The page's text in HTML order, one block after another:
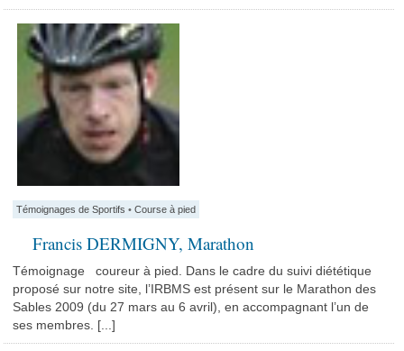
Témoignages de Sportifs •Course à pied
Francis DERMIGNY, Marathon
Témoignage coureur à pied. Dans le cadre du suivi diététique
proposé sur notre site, l’IRBMS est présent sur le Marathon des
Sables 2009 (du 27 mars au 6 avril), en accompagnant l’un de
ses membres. [...]